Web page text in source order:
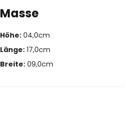
Masse
Höhe: 04,0cm
Länge: 17,0cm
Breite: 09,0cm